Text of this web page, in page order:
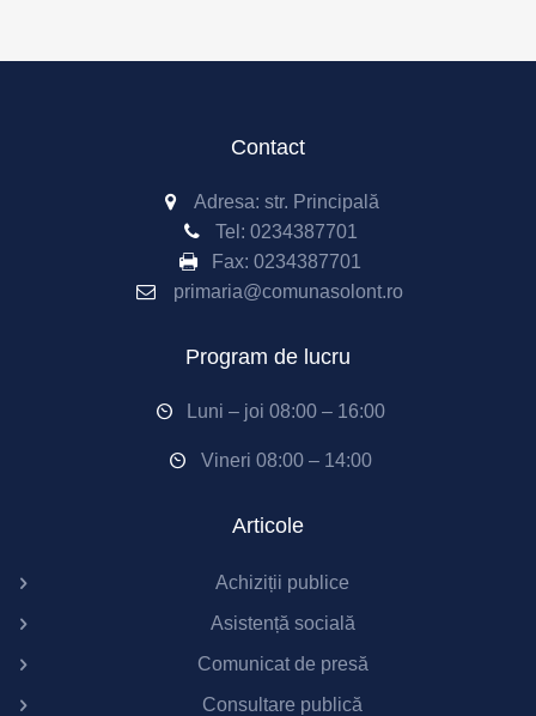
Contact
Adresa: str. Principală
Tel: 0234387701
Fax: 0234387701
primaria@comunasolont.ro
Program de lucru
Luni – joi 08:00 – 16:00
Vineri 08:00 – 14:00
Articole
Achiziții publice
Asistență socială
Comunicat de presă
Consultare publică